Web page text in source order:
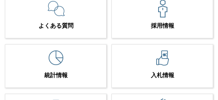
よくある質問 採用情報
統計情報 入札情報